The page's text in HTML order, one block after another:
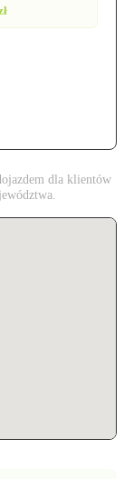
dla klientów